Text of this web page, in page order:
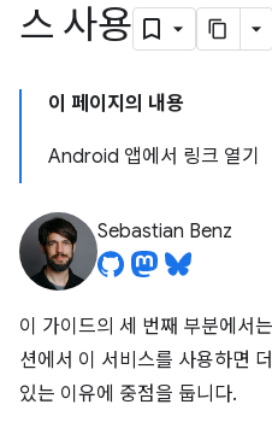
스 사용
이 페이지의 내용
Android 앱에서 링크 열기
Sebastian Benz
이 가이드의 세 번째 부분에서
션에서 이 서비스를 사용하면
있는 이유에 중점을 둡니다.